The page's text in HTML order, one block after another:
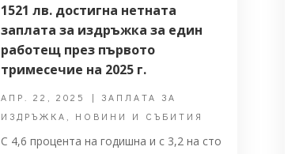
1521 лв. достигна нетната
заплата за издръжка за един
работещ през първото
тримесечие на 2025 г.
АПР. 22, 2025 | ЗАПЛАТА ЗА
ИЗДРЪЖКА
НОВИНИ И СЪБИТИЯ
С 4,6 процента на годишна и с 3,2 на сто